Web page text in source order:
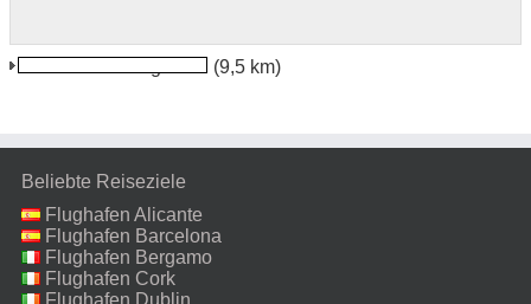
(9,5 km)
Beliebte Reiseziele
Flughafen Alicante
Flughafen Barcelona
Flughafen Bergamo
Flughafen Cork
Flughafen Dublin